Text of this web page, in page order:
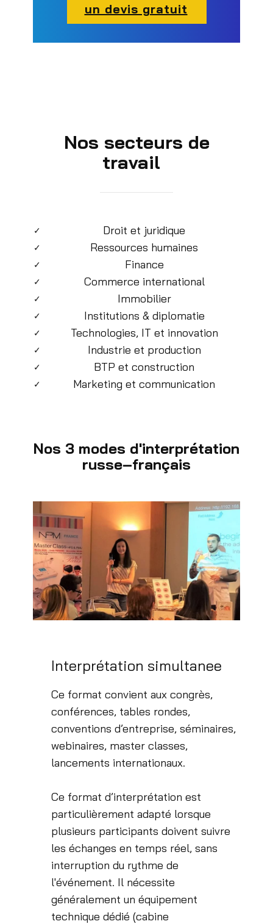
un devis gratuit
Nos secteurs de
travail
✓ Droit et juridique
✓ Ressources humaines
✓ Finance
✓ Commerce international
✓ Immobilier
✓ Institutions & diplomatie
✓ Technologies, IT et innovation
✓ Industrie et production
✓ BTP et construction
✓ Marketing et communication
Nos 3 modes d'interprétation
russe–français
Interprétation simultanee
Ce format convient aux congrès,
conférences, tables rondes,
conventions d’entreprise, séminaires,
webinaires, master classes,
lancements internationaux.
Ce format d’interprétation est
particulièrement adapté lorsque
plusieurs participants doivent suivre
les échanges en temps réel, sans
interruption du rythme de
l'événement. Il nécessite
généralement un équipement
technique dédié (cabine